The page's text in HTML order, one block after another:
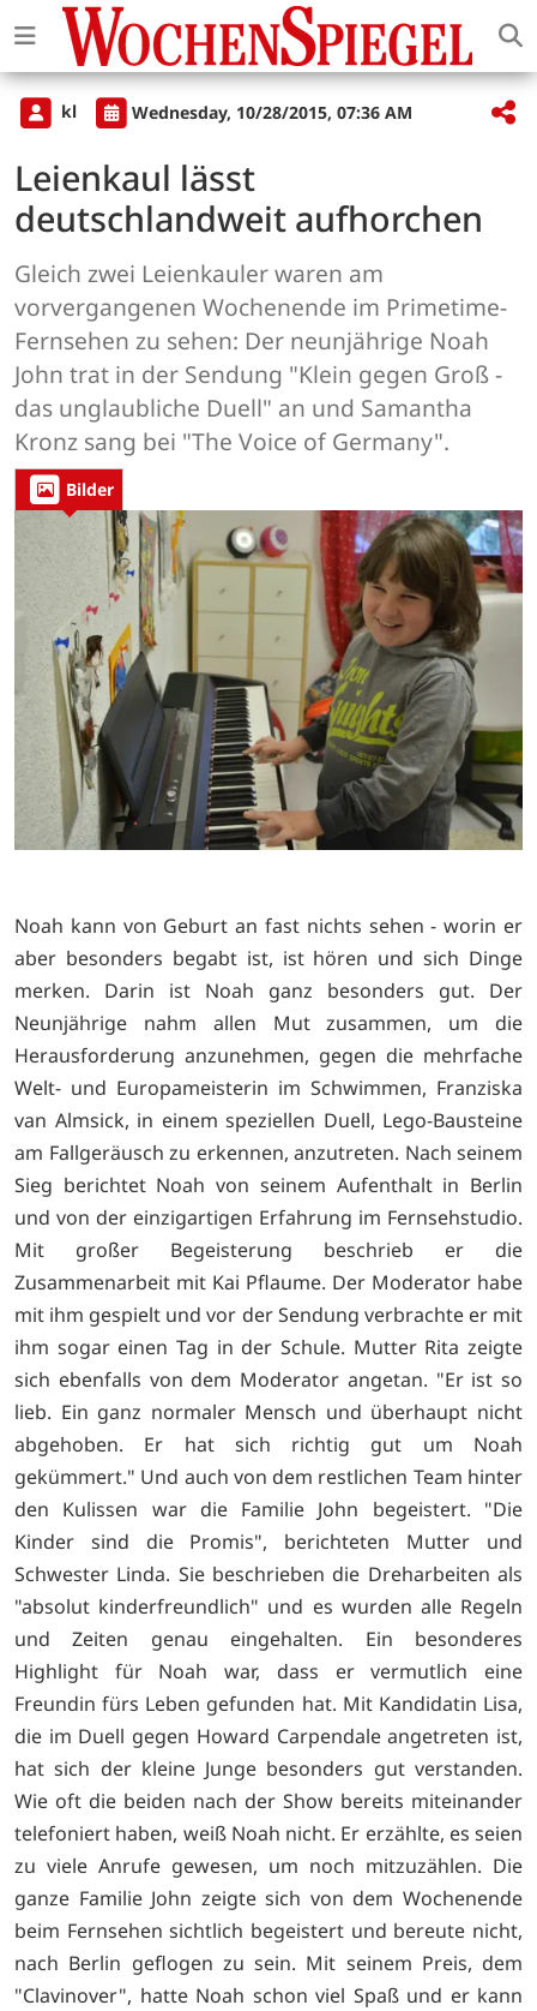
kl Wednesday, 10/28/2015, 07:36 AM
Leienkaul lässt
deutschlandweit aufhorchen
Gleich zwei Leienkauler waren am
vorvergangenen Wochenende im Primetime-
Fernsehen zu sehen: Der neunjährige Noah
John trat in der Sendung "Klein gegen Groß -
das unglaubliche Duell" an und Samantha
Kronz sang bei "The Voice of Germany".
Bilder
Noah kann von Geburt an fast nichts sehen - worin er
aber besonders begabt ist, ist hören und sich Dinge
merken. Darin ist Noah ganz besonders gut. Der
Neunjährige nahm allen Mut zusammen, um die
Herausforderung anzunehmen, gegen die mehrfache
Welt- und Europameisterin im Schwimmen, Franziska
van Almsick, in einem speziellen Duell, Lego-Bausteine
am Fallgeräusch zu erkennen, anzutreten. Nach seinem
Sieg berichtet Noah von seinem Aufenthalt in Berlin
und von der einzigartigen Erfahrung im Fernsehstudio.
Mit großer Begeisterung beschrieb er die
Zusammenarbeit mit Kai Pflaume. Der Moderator habe
mit ihm gespielt und vor der Sendung verbrachte er mit
ihm sogar einen Tag in der Schule. Mutter Rita zeigte
sich ebenfalls von dem Moderator angetan. "Er ist so
lieb. Ein ganz normaler Mensch und überhaupt nicht
abgehoben. Er hat sich richtig gut um Noah
gekümmert." Und auch von dem restlichen Team hinter
den Kulissen war die Familie John begeistert. "Die
Kinder sind die Promis", berichteten Mutter und
Schwester Linda. Sie beschrieben die Dreharbeiten als
"absolut kinderfreundlich" und es wurden alle Regeln
und Zeiten genau eingehalten. Ein besonderes
Highlight für Noah war, dass er vermutlich eine
Freundin fürs Leben gefunden hat. Mit Kandidatin Lisa,
die im Duell gegen Howard Carpendale angetreten ist,
hat sich der kleine Junge besonders gut verstanden.
Wie oft die beiden nach der Show bereits miteinander
telefoniert haben, weiß Noah nicht. Er erzählte, es seien
zu viele Anrufe gewesen, um noch mitzuzählen. Die
ganze Familie John zeigte sich von dem Wochenende
beim Fernsehen sichtlich begeistert und bereute nicht,
nach Berlin geflogen zu sein. Mit seinem Preis, dem
"Clavinover", hatte Noah schon viel Spaß und er kann